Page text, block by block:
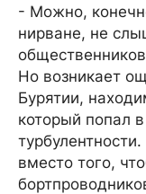
- Можно,
нирване, не
Но возникает
Бурятии,
который попал
вместо того,